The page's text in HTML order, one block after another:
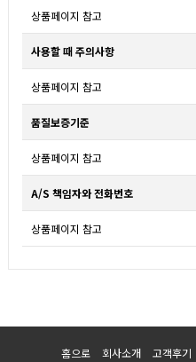
상품페이지 참고
사용할 때 주의사항
상품페이지 참고
품질보증기준
상품페이지 참고
A/S 책임자와 전화번호
상품페이지 참고
홈으로 회사소개 고객후기